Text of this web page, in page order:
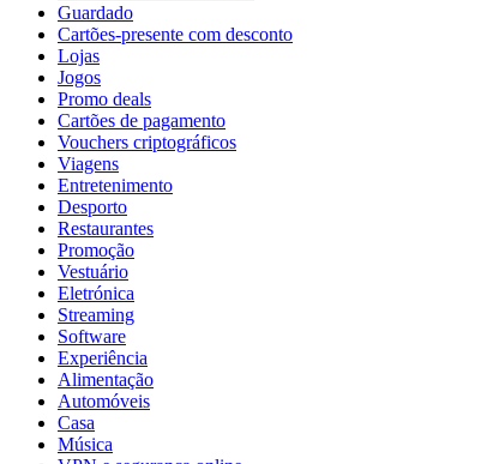
Guardado
Cartões-presente com desconto
Lojas
Jogos
Promo deals
Cartões de pagamento
Vouchers criptográficos
Viagens
Entretenimento
Desporto
Restaurantes
Promoção
Vestuário
Eletrónica
Streaming
Software
Experiência
Alimentação
Automóveis
Casa
Música